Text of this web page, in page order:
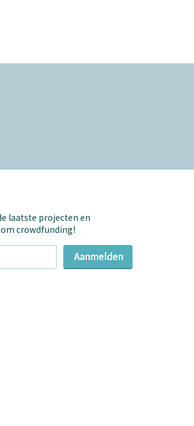
laatste projecten en
crowdfunding!
Aanmelden